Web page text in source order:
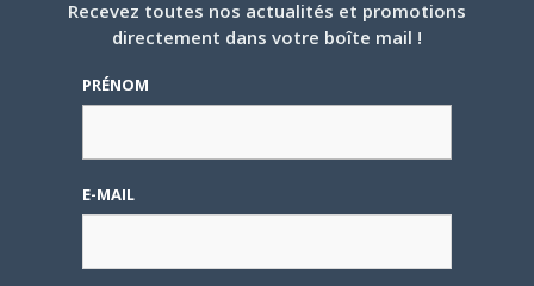
4 AOÛT 2026 0
Une nouvelle série TV
Digimon en préparation
Recevez toutes nos actualités et promotions
directement dans votre boîte mail !
PRÉNOM
E-MAIL